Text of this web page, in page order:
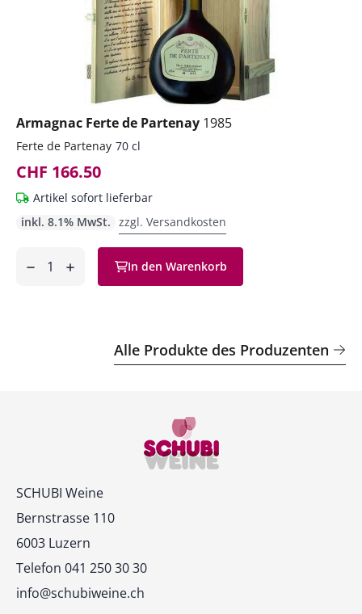
Armagnac Ferte de Partenay 1985
Ferte de Partenay 70 cl
CHF 166.50
Artikel sofort lieferbar
inkl. 8.1% MwSt. zzgl. Versandkosten
In den Warenkorb
Alle Produkte des Produzenten
Kontakt
SCHUBI Weine
Bernstrasse 110
6003 Luzern
Telefon 041 250 30 30
info@schubiweine.ch